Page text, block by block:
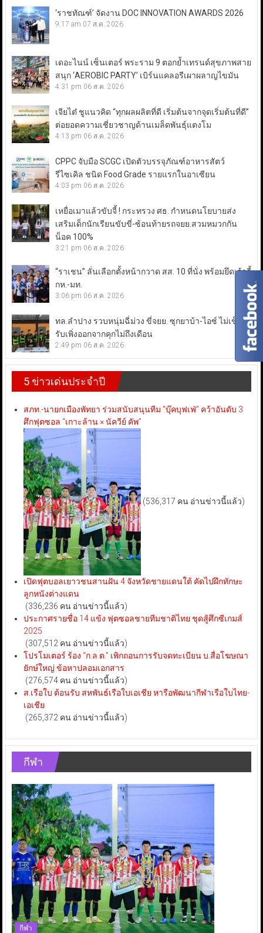
‘ราชทัณฑ์’ จัดงาน DOC INNOVATION AWARDS 2026
9:17 am 07 ส.ค. 2026
เดอะไนน์ เซ็นเตอร์ พระราม 9 ตอกย้ำเทรนด์สุขภาพสาย
สนุก ‘AEROBIC PARTY’ เบิร์นแคลอรีเผาผลาญไขมัน
4:31 pm 06 ส.ค. 2026
เจียไต๋ ชูแนวคิด “ทุกผลผลิตที่ดี เริ่มต้นจากจุดเริ่มต้นที่ดี”
ต่อยอดความเชี่ยวชาญด้านเมล็ดพันธุ์แตงโม
4:13 pm 06 ส.ค. 2026
CPPC จับมือ SCGC เปิดตัวบรรจุภัณฑ์อาหารสัตว์
รีไซเคิล ชนิด Food Grade รายแรกในอาเซียน
4:03 pm 06 ส.ค. 2026
เหยื่อเมาแล้วขับจี้ ! กระทรวง ศธ. กำหนดนโยบายส่ง
เสริมเด็กนักเรียนขับขี่-ซ้อนท้ายรถจยย.สวมหมวกกัน
น็อค 100%
3:21 pm 06 ส.ค. 2026
“ราเชน” ลั่นเลือกตั้งหน้ากวาด สส. 10 ที่นั่ง พร้อมยึดเก้าอี้
กห.-มท.
3:06 pm 06 ส.ค. 2026
ทล.ลำปาง รวบหนุ่มฉี่ม่วง ขี่จยย. ซุกยาบ้า-ไอซ์ ไม่เข็ด!
รับเพิ่งออกจากคุกไม่ถึงเดือน
2:49 pm 06 ส.ค. 2026
5 ข่าวเด่นประจำปี
สภท.-นายกเมืองพัทยา ร่วมสนับสนุนทีม “บุ๊คบุฟเฟ่” คว้าอันดับ 3
ศึกฟุตซอล “เกาะล้าน × นัควีย์ คัพ”
(536,317 คน อ่านข่าวนี้แล้ว)
เปิดฟุตบอลเยาวชนสานฝัน 4 จังหวัดชายแดนใต้ คัดไปฝึกทักษะ
ลูกหนังต่างแดน
(336,236 คน อ่านข่าวนี้แล้ว)
ประกาศรายชื่อ 14 แข้ง ฟุตซอลชายทีมชาติไทย ชุดสู้ศึกซีเกมส์
2025
(307,512 คน อ่านข่าวนี้แล้ว)
โปรโมเตอร์ ร้อง “ก.ล.ต.” เพิกถอนการรับจดทะเบียน บ.สื่อโฆษณา
ยักษ์ใหญ่ ข้อหาปลอมเอกสาร
(276,574 คน อ่านข่าวนี้แล้ว)
ส.เรือใบ ต้อนรับ สหพันธ์เรือใบเอเชีย หารือพัฒนากีฬาเรือใบไทย-
เอเชีย
(265,372 คน อ่านข่าวนี้แล้ว)
กีฬา
กีฬา